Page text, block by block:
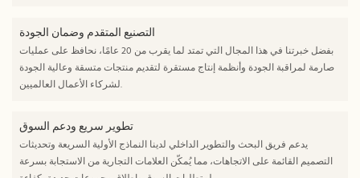
التصنيع المتقدم وضمان الجودة
بفضل خبرتنا في هذا المجال التي تمتد لما يقرب من 20 عامًا، نحافظ على عمليات
صارمة لمراقبة الجودة وأنظمة إنتاج مستقرة لتقديم منتجات متسقة وعالية الجودة
لشركاء الأعمال العالميين.
تطوير سريع ودعم السوق
يدعم فريق البحث والتطوير الداخلي لدينا النماذج الأولية السريعة وتحديثات
التصميم القائمة على الاتجاهات، مما يُمكّن العلامات التجارية من الاستجابة بسرعة